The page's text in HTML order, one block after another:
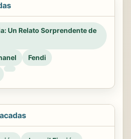
Un Relato Sorprendente de
Fendi